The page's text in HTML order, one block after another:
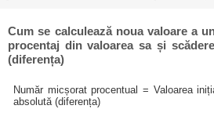
Cum se calculează noua valoare a
procentaj din valoarea sa și
(diferența)
Număr micșorat procentual = Valoarea
absolută (diferența)